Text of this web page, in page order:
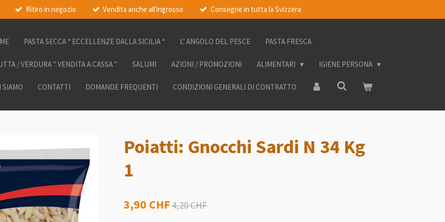
Ritiro in negozio Vendita anche all'ingrosso Consegne in tutta la Svizzera
PASTA SECCA * ECCELLENZE DALLA SICILIA * L' ANGOLO DEL PESCE PASTA FRESCA
/ VERDURA " VENDITA A CASSA " SALUMI AZIONI / PROMOZIONI ALIMENTARI IGIENE PERSONA
SIAMO CONTATTI DOMANDE FREQUENTI CONDIZIONI GENERALI DI CONTRATTO
Poiatti: Gnocchi Sardi N 34 Kg
1
3,90 CHF4,20 CHF